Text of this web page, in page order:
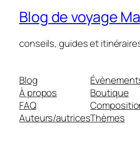
Blog de voyage
conseils, guides et
Blog
À propos
FAQ
Auteurs/autrices
Boutique
Thèmes